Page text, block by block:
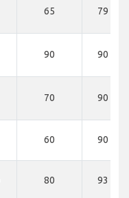
65 79 KM
90 90 KM
70 90 KM
60 90 KM
80 93 KM